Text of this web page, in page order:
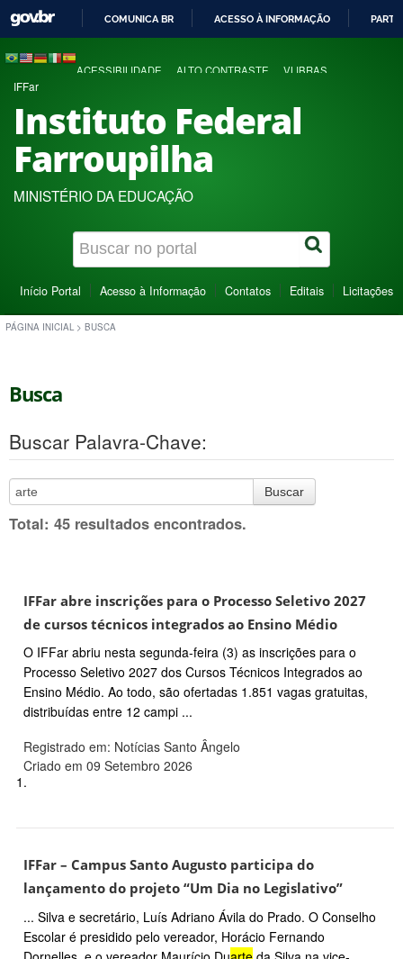
COMUNICA BR ACESSO À INFORMAÇÃO
ACESSIBILIDADE ALTO CONTRASTE VLIBRAS
IFFar
Instituto Federal
Farroupilha
MINISTÉRIO DA EDUCAÇÃO
Início Portal Acesso à Informação Contatos Editais Licitações
PÁGINA INICIAL > BUSCA
Busca
Buscar Palavra-Chave:
Buscar
Total: 45 resultados encontrados.
IFFar abre inscrições para o Processo Seletivo 2027
de cursos técnicos integrados ao Ensino Médio
O IFFar abriu nesta segunda-feira (3) as inscrições para o
Processo Seletivo 2027 dos Cursos Técnicos Integrados ao
Ensino Médio. Ao todo, são ofertadas 1.851 vagas gratuitas,
distribuídas entre 12 campi ...
Registrado em: Notícias Santo Ângelo
Criado em 09 Setembro 2026
1.
IFFar – Campus Santo Augusto participa do
lançamento do projeto “Um Dia no Legislativo”
... Silva e secretário, Luís Adriano Ávila do Prado. O Conselho
Escolar é presidido pelo vereador, Horácio Fernando